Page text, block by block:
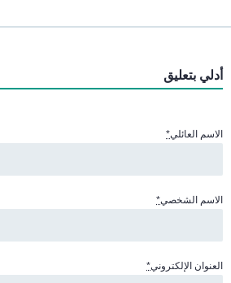
أدلي بتعليق
الاسم العائلي*
الاسم الشخصي*
العنوان الإلكتروني*